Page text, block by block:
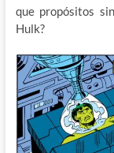
que propósitos
Hulk?